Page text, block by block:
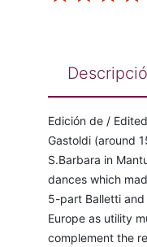
Edición de /
Gastoldi (around
S.Barbara in
dances which
5-part Balletti
Europe as utility
complement the